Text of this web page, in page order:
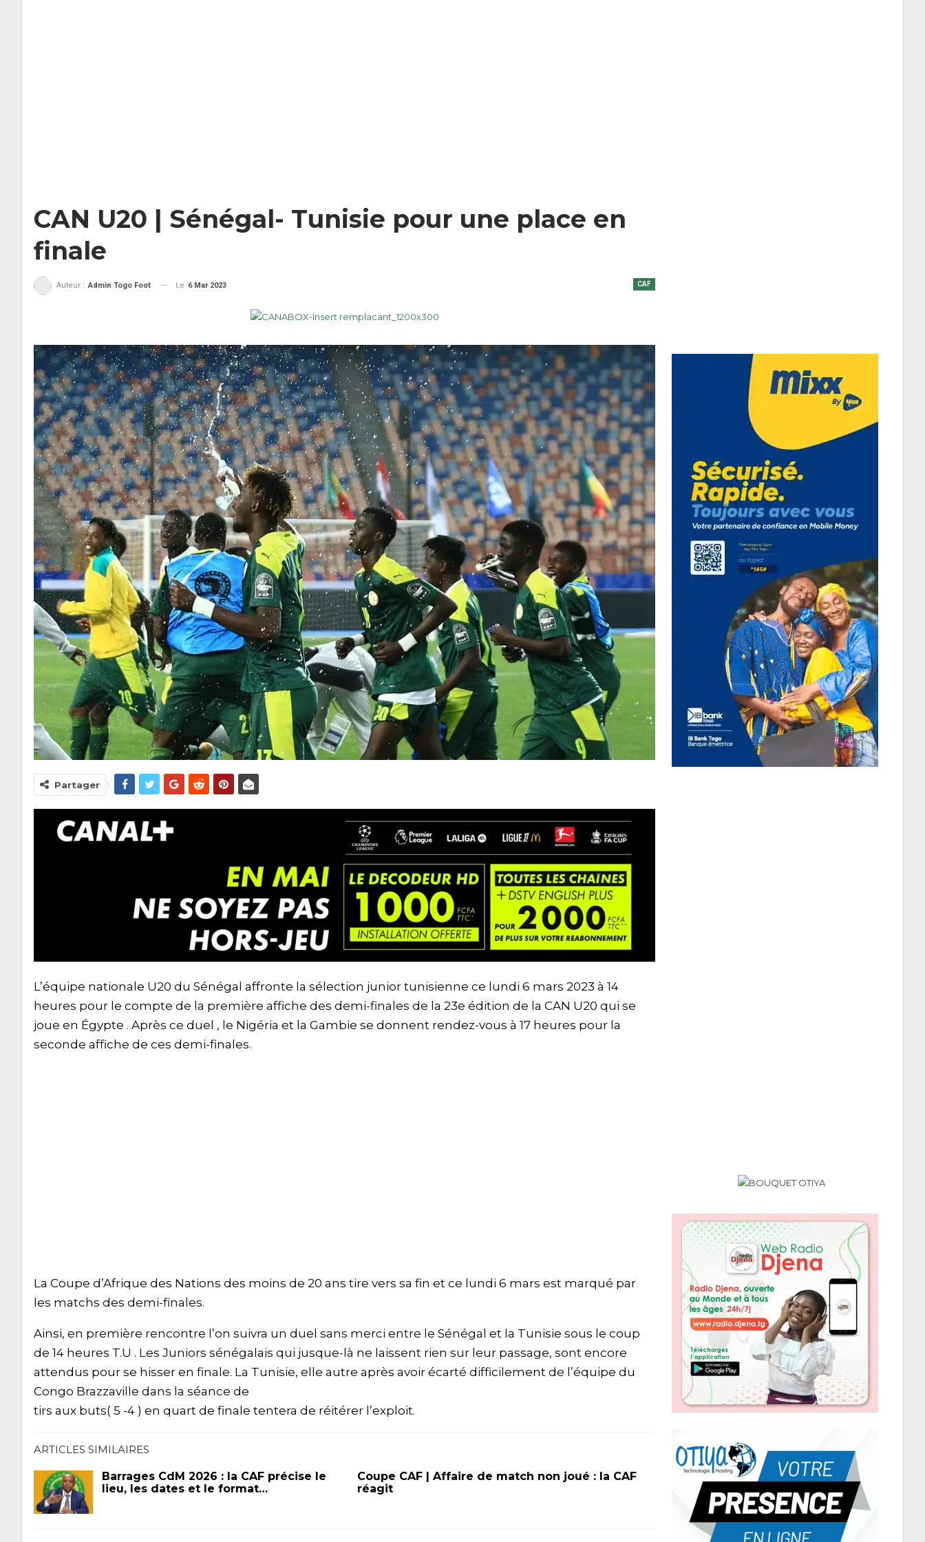
CAN U20 | Sénégal- Tunisie pour une place en
finale
CAF
Auteur : Admin Togo Foot Le 6 Mar 2023
Partager
L’équipe nationale U20 du Sénégal affronte la sélection junior tunisienne ce lundi 6 mars 2023 à 14
heures pour le compte de la première affiche des demi-finales de la 23e édition de la CAN U20 qui se
joue en Égypte . Après ce duel , le Nigéria et la Gambie se donnent rendez-vous à 17 heures pour la
seconde affiche de ces demi-finales.
La Coupe d’Afrique des Nations des moins de 20 ans tire vers sa fin et ce lundi 6 mars est marqué par
les matchs des demi-finales.
Ainsi, en première rencontre l’on suivra un duel sans merci entre le Sénégal et la Tunisie sous le coup
de 14 heures T.U . Les Juniors sénégalais qui jusque-là ne laissent rien sur leur passage, sont encore
attendus pour se hisser en finale. La Tunisie, elle autre après avoir écarté difficilement de l’équipe du
Congo Brazzaville dans la séance de
tirs aux buts( 5 -4 ) en quart de finale tentera de réitérer l’exploit.
ARTICLES SIMILAIRES
Barrages CdM 2026 : la CAF précise le
lieu, les dates et le format…
Coupe CAF | Affaire de match non joué : la CAF
réagit